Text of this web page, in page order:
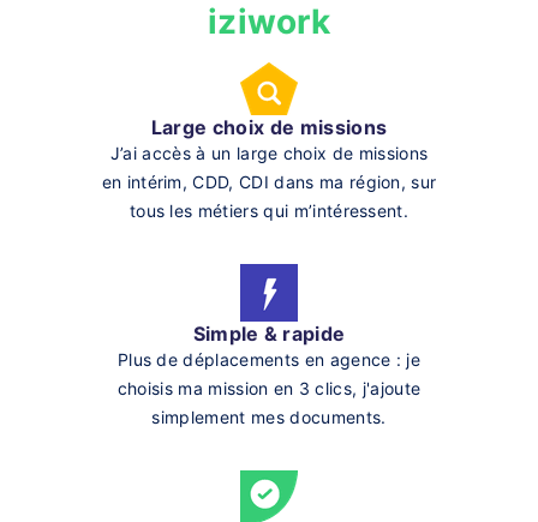
iziwork
Large choix de missions
J’ai accès à un large choix de missions
en intérim, CDD, CDI dans ma région, sur
tous les métiers qui m’intéressent.
Simple & rapide
Plus de déplacements en agence : je
choisis ma mission en 3 clics, j'ajoute
simplement mes documents.